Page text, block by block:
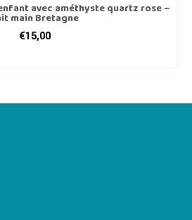
avec améthyste quartz rose –
main Bretagne
€15,00